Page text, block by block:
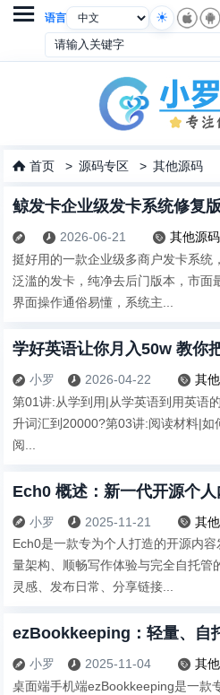
语言

 首页 >源码专区 >其他源码
鲸发卡企业级发卡系统修复
  2026-06-21  其他源码
挺好用的一款企业级多商户发卡系统
泛滥的发卡，纯净去后门版本，市面
界面操作通俗易懂，系统主...
学好英语让你月入50w 教你
 小罗  2026-04-22  其
第01讲:从学到用|从学英语到用英语
升词汇到20000?第03讲:阅读材料|
阅...
 小罗  2025-11-21  其
Ech0是一款专为个人打造的开源内
量架构、顺畅写作体验与完全自托管
灵感、发布日常、分享链接...
ezBookkeeping：轻量、自
 小罗  2025-11-04  其
桌面端手机端ezBookkeeping是一款